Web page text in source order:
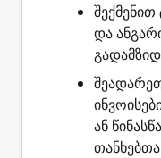
შექმენით
და
ან